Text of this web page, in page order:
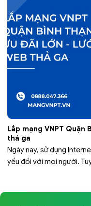
Lắp mạng VNPT
thả ga
Ngày nay, sử dụng
yếu đối với mọi người.